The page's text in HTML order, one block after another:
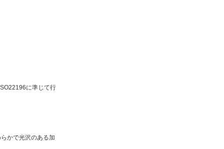
に準じて行
かで光沢のある加